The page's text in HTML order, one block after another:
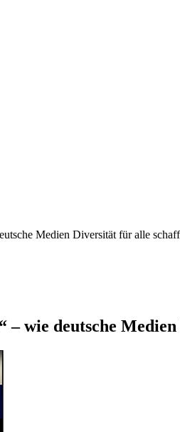
Medien Diversität für alle
– wie deutsche